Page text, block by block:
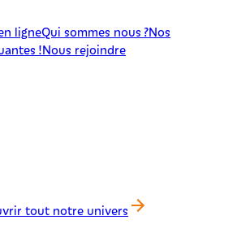
ligneQui sommes nous ?Nos
!Nous rejoindre
tout notre univers